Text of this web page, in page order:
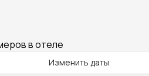
в отеле
Изменить даты